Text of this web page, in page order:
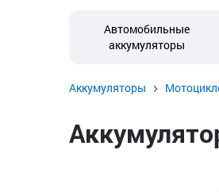
Автомобильные
аккумуляторы
Аккумуляторы